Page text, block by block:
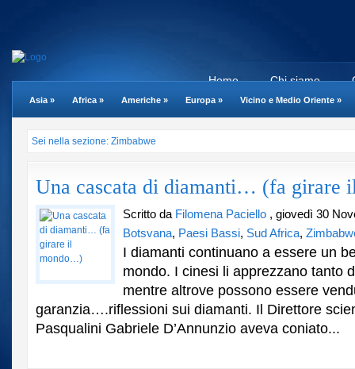
Chi siamo
Home
Asia » Africa » Americhe » Europa » Vicino e Medio Oriente »
Sei nella sezione: Zimbabwe
Una cascata di diamanti… (fa girare
Scritto da Filomena Paciello , giovedì 30
Botsvana, Paesi Bassi, Sud Africa,
I diamanti continuano a essere un
mondo. I cinesi li apprezzano tanto
mentre altrove possono essere
garanzia….riflessioni sui diamanti. Il Direttore
Pasqualini Gabriele D’Annunzio aveva coniato...